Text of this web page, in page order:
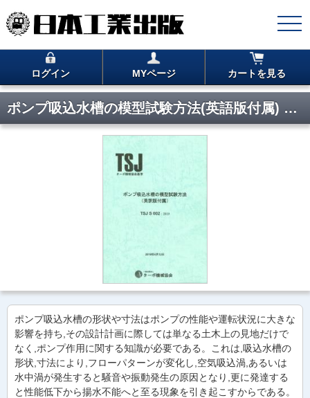
ログイン MYページ カートを見る
ポンプ吸込水槽の模型試験方法(英語版付属) TSJ S 002
ポンプ吸込水槽の形状や寸法はポンプの性能や運転状況に大きな
影響を持ち,その設計計画に際しては単なる土木上の見地だけで
なく,ポンプ作用に関する知識が必要である。これは,吸込水槽の
形状,寸法により,フローパターンが変化し,空気吸込渦,あるいは
水中渦が発生すると騒音や振動発生の原因となり,更に発達する
と性能低下から揚水不能へと至る現象を引き起こすからである。